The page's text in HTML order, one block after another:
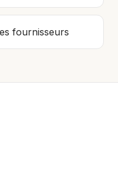
fournisseurs